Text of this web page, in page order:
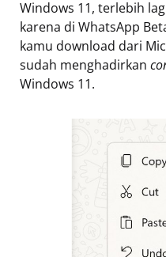
Windows 11, terlebih
karena di WhatsApp
kamu download dari
sudah menghadirkan
Windows 11.